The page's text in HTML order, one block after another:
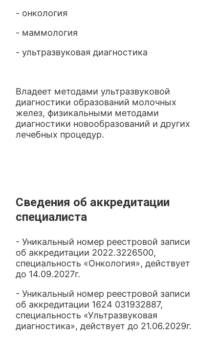
- онкология
- маммология
- ультразвуковая диагностика
Владеет методами ультразвуковой
диагностики образований молочных
желез, физикальными методами
диагностики новообразований и других
лечебных процедур.
Сведения об аккредитации
специалиста
- Уникальный номер реестровой записи
об аккредитации 2022.3226500,
специальность «Онкология», действует
до 14.09.2027г.
- Уникальный номер реестровой записи
об аккредитации 1624 031932887,
специальность «Ультразвуковая
диагностика», действует до 21.06.2029г.